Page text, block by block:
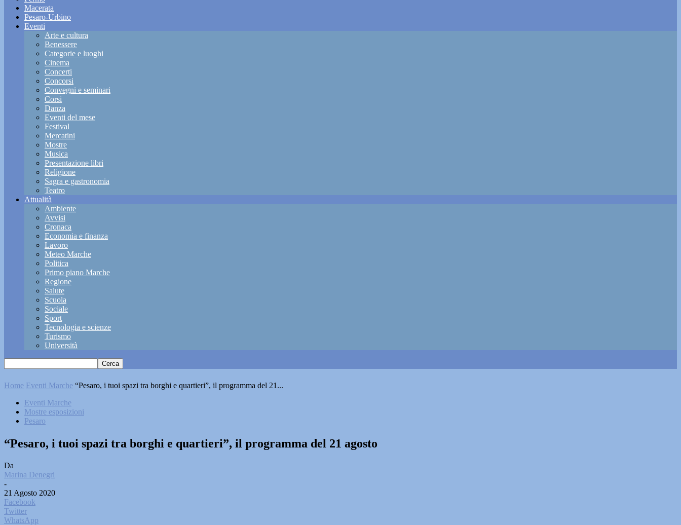
Macerata
Pesaro-Urbino
Eventi
Arte e cultura
Benessere
Categorie e luoghi
Cinema
Concerti
Concorsi
Convegni e seminari
Corsi
Danza
Eventi del mese
Festival
Mercatini
Mostre
Musica
Presentazione libri
Religione
Sagra e gastronomia
Teatro
Attualità
Ambiente
Avvisi
Cronaca
Economia e finanza
Lavoro
Meteo Marche
Politica
Primo piano Marche
Regione
Salute
Scuola
Sociale
Sport
Tecnologia e scienze
Turismo
Università
Home Eventi Marche “Pesaro, i tuoi spazi tra borghi e quartieri”, il programma del 21...
Eventi Marche
Mostre esposizioni
Pesaro
“Pesaro, i tuoi spazi tra borghi e quartieri”, il programma del 21 agosto
Da
Marina Denegri
-
21 Agosto 2020
Facebook
Twitter
WhatsApp